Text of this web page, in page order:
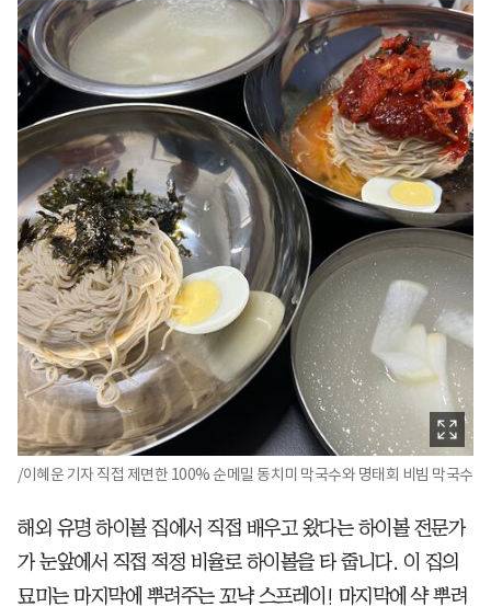
/이혜운 기자 직접 제면한 100% 순메밀 동치미 막국수와 명태회 비빔 막국수
해외 유명 하이볼 집에서 직접 배우고 왔다는 하이볼 전문가
가 눈앞에서 직접 적정 비율로 하이볼을 타 줍니다. 이 집의
묘미는 마지막에 뿌려주는 꼬냑 스프레이! 마지막에 샥 뿌려